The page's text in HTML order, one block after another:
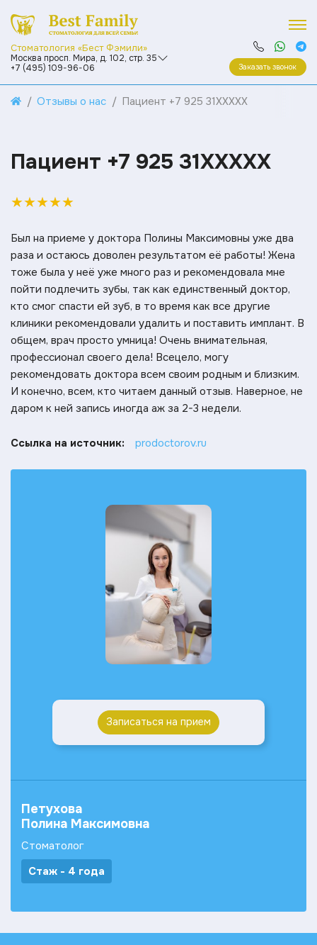
Стоматология «Бест Фэмили»
Москва просп. Мира, д. 102, стр. 35
+7 (495) 109-96-06
Заказать звонок
Отзывы о нас Пациент +7 925 31XXXXX
Пациент +7 925 31XXXXX
★★★★★
Был на приеме у доктора Полины Максимовны уже два
раза и остаюсь доволен результатом её работы! Жена
тоже была у неё уже много раз и рекомендовала мне
пойти подлечить зубы, так как единственный доктор,
кто смог спасти ей зуб, в то время как все другие
клиники рекомендовали удалить и поставить имплант. В
общем, врач просто умница! Очень внимательная,
профессионал своего дела! Всецело, могу
рекомендовать доктора всем своим родным и близким.
И конечно, всем, кто читаем данный отзыв. Наверное, не
даром к ней запись иногда аж за 2-3 недели.
Ссылка на источник: prodoctorov.ru
Записаться на прием
Петухова
Полина Максимовна
Стоматолог
Стаж - 4 года